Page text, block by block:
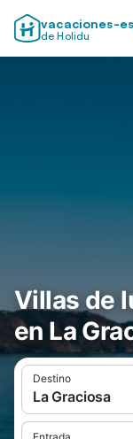
vacaciones-
de Holidu
Villas de
en La
Destino
La Graciosa